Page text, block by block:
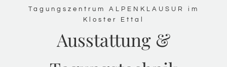
Tagungszentrum ALPENKLAUSUR im
Kloster Ettal
Ausstattung &